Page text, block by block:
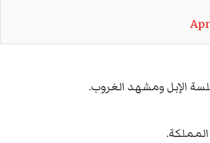
الإبل ومشهد الغروب.